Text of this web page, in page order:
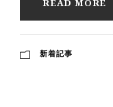
READ MORE
新着記事